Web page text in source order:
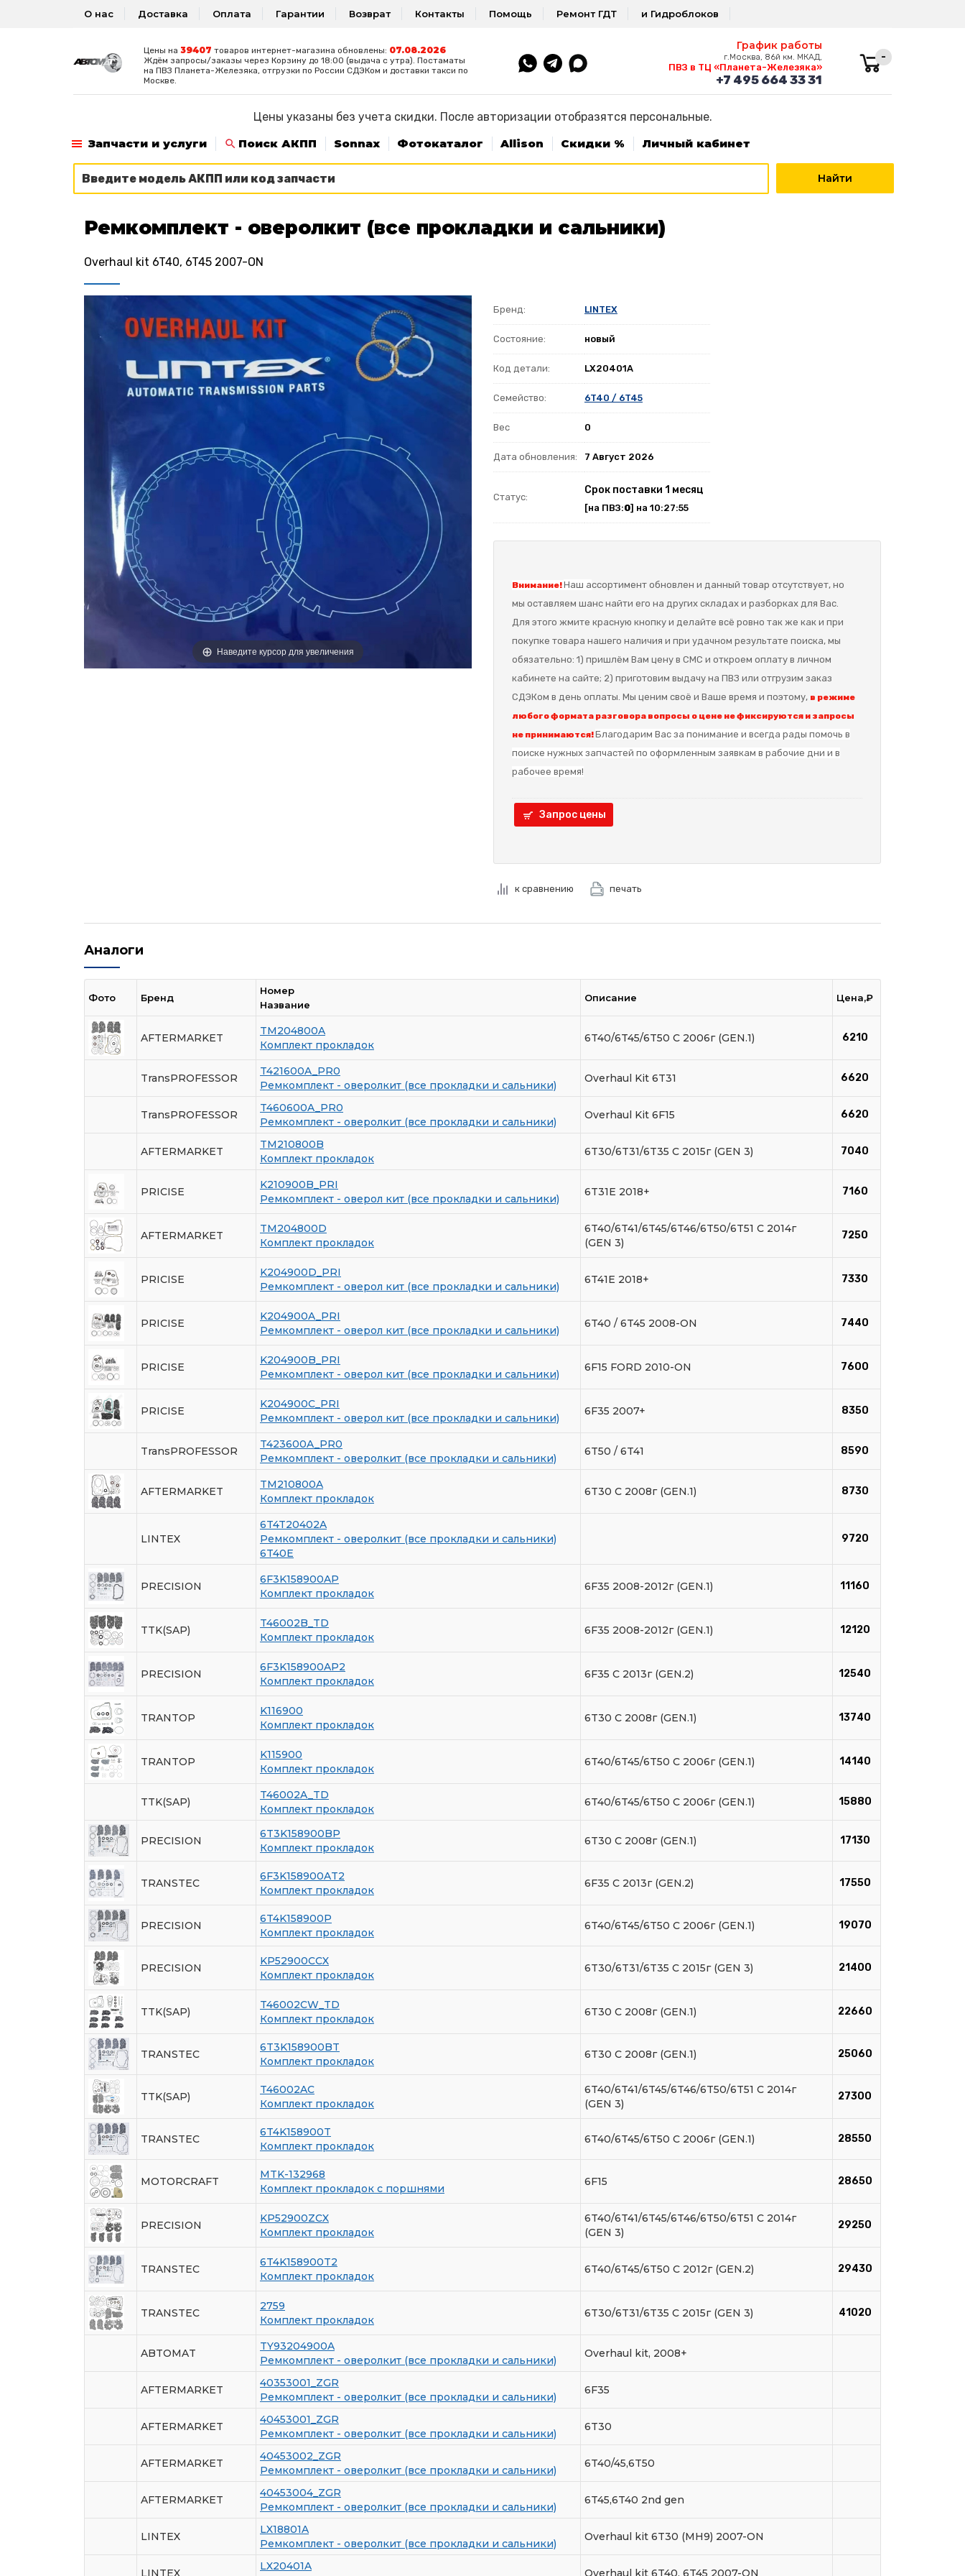
О нас Доставка Оплата Гарантии Возврат Контакты Помощь Ремонт ГДТ и Гидроблоков
Цены на 39407 товаров интернет-магазина обновлены: 07.08.2026
Ждём запросы/заказы через Корзину до 18:00 (выдача с утра). Постаматы
на ПВЗ Планета-Железяка, отгрузки по России СДЭКом и доставки такси по
Москве.
График работы
г.Москва, 86й км. МКАД,
ПВЗ в ТЦ «Планета-Железяка»
+7 495 664 33 31
-
Цены указаны без учета скидки. После авторизации отобразятся персональные.
Запчасти и услуги
Поиск АКПП Sonnax Фотокаталог Allison Скидки % Личный кабинет
Ремкомплект - оверолкит (все прокладки и сальники)
Overhaul kit 6T40, 6T45 2007-ON
Наведите курсор для увеличения
Бренд: LINTEX
Состояние: новый
Код детали: LX20401A
Семейство: 6T40 / 6T45
Вес 0
Дата обновления: 7 Август 2026
Статус:
Срок поставки 1 месяц
[на ПВЗ:0] на 10:27:55
Внимание!Наш ассортимент обновлен и данный товар отсутствует, но
мы оставляем шанс найти его на других складах и разборках для Вас.
Для этого жмите красную кнопку и делайте всё ровно так же как и при
покупке товара нашего наличия и при удачном результате поиска, мы
обязательно: 1) пришлём Вам цену в СМС и откроем оплату в личном
кабинете на сайте; 2) приготовим выдачу на ПВЗ или отгрузим заказ
СДЭКом в день оплаты. Мы ценим своё и Ваше время и поэтому, в режиме
любого формата разговора вопросы о цене не фиксируются и запросы
не принимаются!Благодарим Вас за понимание и всегда рады помочь в
поиске нужных запчастей по оформленным заявкам в рабочие дни и в
рабочее время!
Запрос цены
к сравнению печать
Аналоги
Фото Бренд
Номер
Название
Описание Цена,₽
AFTERMARKET
TM204800A
Комплект прокладок
6T40/6T45/6T50 C 2006г (GEN.1) 6210
TransPROFESSOR
T421600A_PR0
Ремкомплект - оверолкит (все прокладки и сальники)
Overhaul Kit 6T31 6620
TransPROFESSOR
T460600A_PR0
Ремкомплект - оверолкит (все прокладки и сальники)
Overhaul Kit 6F15 6620
AFTERMARKET
TM210800B
Комплект прокладок
6T30/6T31/6T35 C 2015г (GEN 3) 7040
PRICISE
K210900B_PRI
Ремкомплект - оверол кит (все прокладки и сальники)
6T31E 2018+ 7160
AFTERMARKET
TM204800D
Комплект прокладок
6T40/6T41/6T45/6T46/6T50/6T51 C 2014г
(GEN 3)
7250
PRICISE
K204900D_PRI
Ремкомплект - оверол кит (все прокладки и сальники)
6T41E 2018+ 7330
PRICISE
K204900A_PRI
Ремкомплект - оверол кит (все прокладки и сальники)
6T40 / 6T45 2008-ON 7440
PRICISE
K204900B_PRI
Ремкомплект - оверол кит (все прокладки и сальники)
6F15 FORD 2010-ON 7600
PRICISE
K204900C_PRI
Ремкомплект - оверол кит (все прокладки и сальники)
6F35 2007+ 8350
TransPROFESSOR
T423600A_PR0
Ремкомплект - оверолкит (все прокладки и сальники)
6T50 / 6T41 8590
AFTERMARKET
TM210800A
Комплект прокладок
6T30 С 2008г (GEN.1) 8730
LINTEX
6T4T20402A
Ремкомплект - оверолкит (все прокладки и сальники)
6T40E
9720
PRECISION
6F3K158900AP
Комплект прокладок
6F35 2008-2012г (GEN.1) 11160
TTK(SAP)
T46002B_TD
Комплект прокладок
6F35 2008-2012г (GEN.1) 12120
PRECISION
6F3K158900AP2
Комплект прокладок
6F35 С 2013г (GEN.2) 12540
TRANTOP
K116900
Комплект прокладок
6T30 С 2008г (GEN.1) 13740
TRANTOP
K115900
Комплект прокладок
6T40/6T45/6T50 C 2006г (GEN.1) 14140
TTK(SAP)
T46002A_TD
Комплект прокладок
6T40/6T45/6T50 C 2006г (GEN.1) 15880
PRECISION
6T3K158900BP
Комплект прокладок
6T30 С 2008г (GEN.1) 17130
TRANSTEC
6F3K158900AT2
Комплект прокладок
6F35 С 2013г (GEN.2) 17550
PRECISION
6T4K158900P
Комплект прокладок
6T40/6T45/6T50 C 2006г (GEN.1) 19070
PRECISION
KP52900CCX
Комплект прокладок
6T30/6T31/6T35 C 2015г (GEN 3) 21400
TTK(SAP)
T46002CW_TD
Комплект прокладок
6T30 С 2008г (GEN.1) 22660
TRANSTEC
6T3K158900BT
Комплект прокладок
6T30 С 2008г (GEN.1) 25060
TTK(SAP)
T46002AC
Комплект прокладок
6T40/6T41/6T45/6T46/6T50/6T51 C 2014г
(GEN 3)
27300
TRANSTEC
6T4K158900T
Комплект прокладок
6T40/6T45/6T50 C 2006г (GEN.1) 28550
MOTORCRAFT
MTK-132968
Комплект прокладок с поршнями
6F15 28650
PRECISION
KP52900ZCX
Комплект прокладок
6T40/6T41/6T45/6T46/6T50/6T51 C 2014г
(GEN 3)
29250
TRANSTEC
6T4K158900T2
Комплект прокладок
6T40/6T45/6T50 C 2012г (GEN.2) 29430
TRANSTEC
2759
Комплект прокладок
6T30/6T31/6T35 C 2015г (GEN 3) 41020
ABTOMAT
TY93204900A
Ремкомплект - оверолкит (все прокладки и сальники)
Overhaul kit, 2008+
AFTERMARKET
40353001_ZGR
Ремкомплект - оверолкит (все прокладки и сальники)
6F35
AFTERMARKET
40453001_ZGR
Ремкомплект - оверолкит (все прокладки и сальники)
6T30
AFTERMARKET
40453002_ZGR
Ремкомплект - оверолкит (все прокладки и сальники)
6T40/45,6T50
AFTERMARKET
40453004_ZGR
Ремкомплект - оверолкит (все прокладки и сальники)
6T45,6T40 2nd gen
LINTEX
LX18801A
Ремкомплект - оверолкит (все прокладки и сальники)
Overhaul kit 6T30 (MH9) 2007-ON
LINTEX
LX20401A
Overhaul kit 6T40, 6T45 2007-ON